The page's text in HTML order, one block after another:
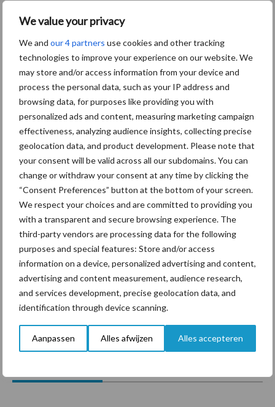
We value your privacy
We and our 4 partners use cookies and other tracking
technologies to improve your experience on our website. We
may store and/or access information from your device and
process the personal data, such as your IP address and
browsing data, for purposes like providing you with
personalized ads and content, measuring marketing campaign
effectiveness, analyzing audience insights, collecting precise
geolocation data, and product development. Please note that
your consent will be valid across all our subdomains. You can
change or withdraw your consent at any time by clicking the
“Consent Preferences” button at the bottom of your screen.
We respect your choices and are committed to providing you
with a transparent and secure browsing experience. The
third-party vendors are processing data for the following
purposes and special features: Store and/or access
information on a device, personalized advertising and content,
advertising and content measurement, audience research,
and services development, precise geolocation data, and
identification through device scanning.
Aanpassen Alles afwijzen Alles accepteren
Bron: PBL
Aanbevolen voor jou!
ForFarmers ziet volume en
marktaandeel groeien in
krimpende Nederlandse
markt
Tien praktische tips voor
een langere levensduur
“Vraag naar praktische
hygieneoplossingen is in
Polen groter dan ooit”
Themapagina's